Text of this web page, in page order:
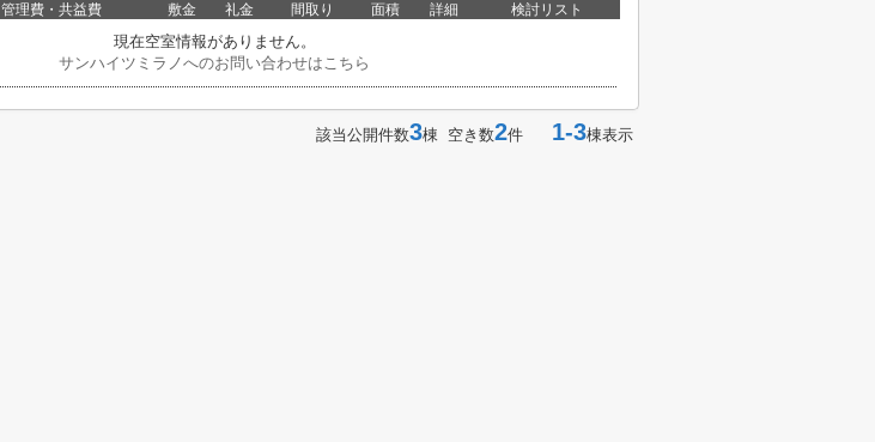
管理費・共益費 敷金 礼金 間取り 面積 詳細 検討リスト
現在空室情報がありません。
サンハイツミラノへのお問い合わせはこちら
該当公開件数3棟 空き数2件 1-3棟表示